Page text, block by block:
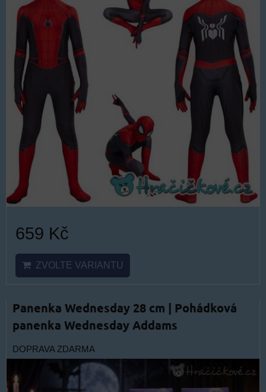
659 Kč
ZVOLTE VARIANTU
Panenka Wednesday 28 cm | Pohádková
panenka Wednesday Addams
DOPRAVA ZDARMA